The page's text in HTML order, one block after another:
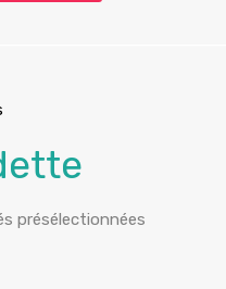
présélectionnées